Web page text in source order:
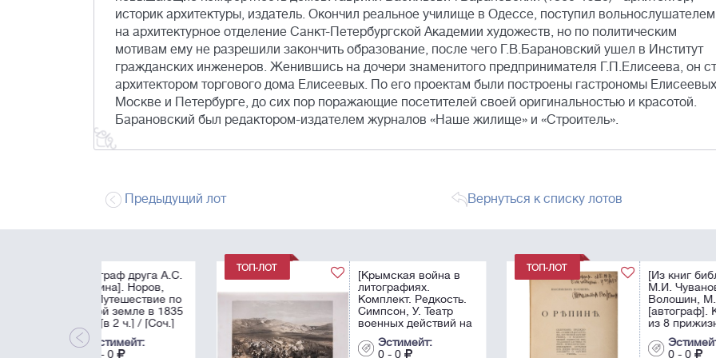
историк архитектуры, издатель. Окончил реальное училище в Одессе, поступил вольнослушателем
на архитектурное отделение Санкт-Петербургской Академии художеств, но по политическим
мотивам ему не разрешили закончить образование, после чего Г.В.Барановский ушел в Институт
гражданских инженеров. Женившись на дочери знаменитого предпринимателя Г.П.Елисеева, он
архитектором торгового дома Елисеевых. По его проектам были построены гастрономы
Москве и Петербурге, до сих пор поражающие посетителей своей оригинальностью и красотой.
Барановский был редактором-издателем журналов «Наше жилище» и «Строитель».
Предыдущий лот Вернуться к списку лотов
[Крымская война в
Комплект. Редкость.
Симпсон, У. Театр
военных действий на
Востоке]. Simpson, W.
The Seat of War in the
Эстимейт:
0 - 0
[Из книг библиофила
М.И. Чуванова].
Волошин, М.А.
[автограф]. Конволют
из 8 прижизненных
публикаций
Максимилиана
Эстимейт:
0 - 0